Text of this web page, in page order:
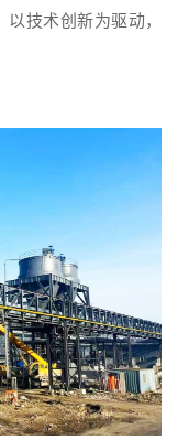
技术创新为驱动，